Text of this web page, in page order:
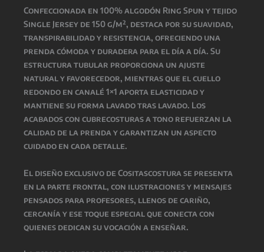
Confeccionada en 100% algodón Ring Spun y tejido
Single Jersey de 150 g/m², destaca por su suavidad,
transpirabilidad y resistencia, ofreciendo una
prenda cómoda y duradera para el día a día. Su
estructura tubular proporciona un ajuste
natural y favorecedor, mientras que el cuello
redondo en canalé 1×1 aporta elasticidad y
mantiene su forma lavado tras lavado. Los
acabados con cubrecosturas a tono refuerzan la
calidad de la prenda y garantizan un aspecto
cuidado en cada detalle.
El diseño exclusivo de Cositascostura se presenta
en la parte frontal, con ilustraciones y mensajes
pensados para profesores, llenos de cariño,
cercanía y ese toque especial que conecta con
quienes dedican su vocación a enseñar.